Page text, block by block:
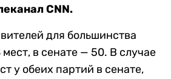
CNN.
для большинства
в сенате — 50. В случае
у обеих партий в сенате,